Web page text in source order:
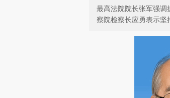
最高法院院长张军强调
察院检察长应勇表示坚